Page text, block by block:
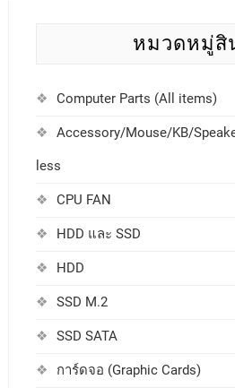
หมวดหมู่สิ
Computer Parts (All items)
Accessory/Mouse/KB/
less
CPU FAN
HDD และ SSD
HDD
SSD M.2
SSD SATA
การ์ดจอ (Graphic Cards)